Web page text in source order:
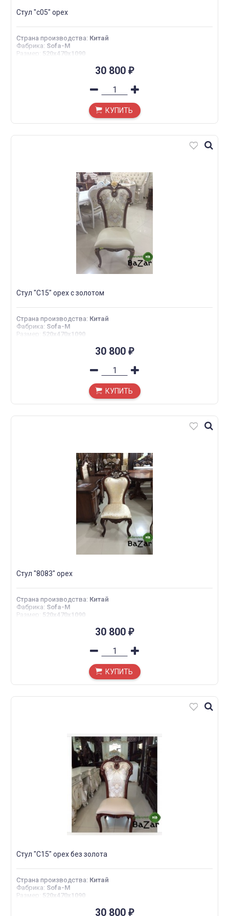
Стул "с05" орех
Страна производства: Китай
Фабрика: Sofa-M
Размер : 520x470x1090
30 800 ₽
КУПИТЬ
Стул "С15" орех с золотом
Страна производства: Китай
Фабрика: Sofa-M
Размер : 520x470x1090
30 800 ₽
КУПИТЬ
Стул "8083" орех
Страна производства: Китай
Фабрика: Sofa-M
Размер : 520x470x1090
30 800 ₽
КУПИТЬ
Стул "С15" орех без золота
Страна производства: Китай
Фабрика: Sofa-M
Размер : 520x470x1090
30 800 ₽